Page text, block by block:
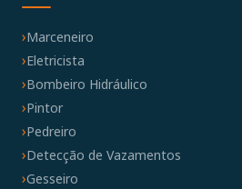
Marceneiro
Eletricista
Bombeiro Hidráulico
Pintor
Pedreiro
Detecção de Vazamentos
Gesseiro